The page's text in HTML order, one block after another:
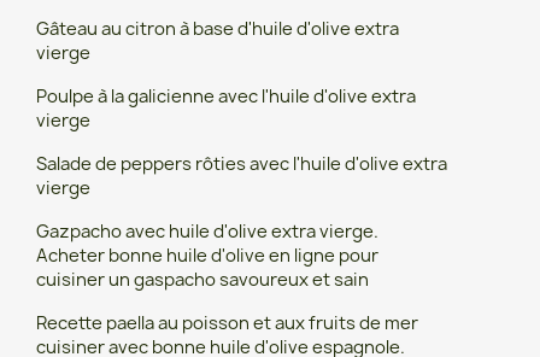
Gâteau au citron à base d'huile d'olive extra
vierge
Poulpe à la galicienne avec l'huile d'olive extra
vierge
Salade de peppers rôties avec l'huile d'olive extra
vierge
Gazpacho avec huile d'olive extra vierge.
Acheter bonne huile d'olive en ligne pour
cuisiner un gaspacho savoureux et sain
Recette paella au poisson et aux fruits de mer
cuisiner avec bonne huile d'olive espagnole.